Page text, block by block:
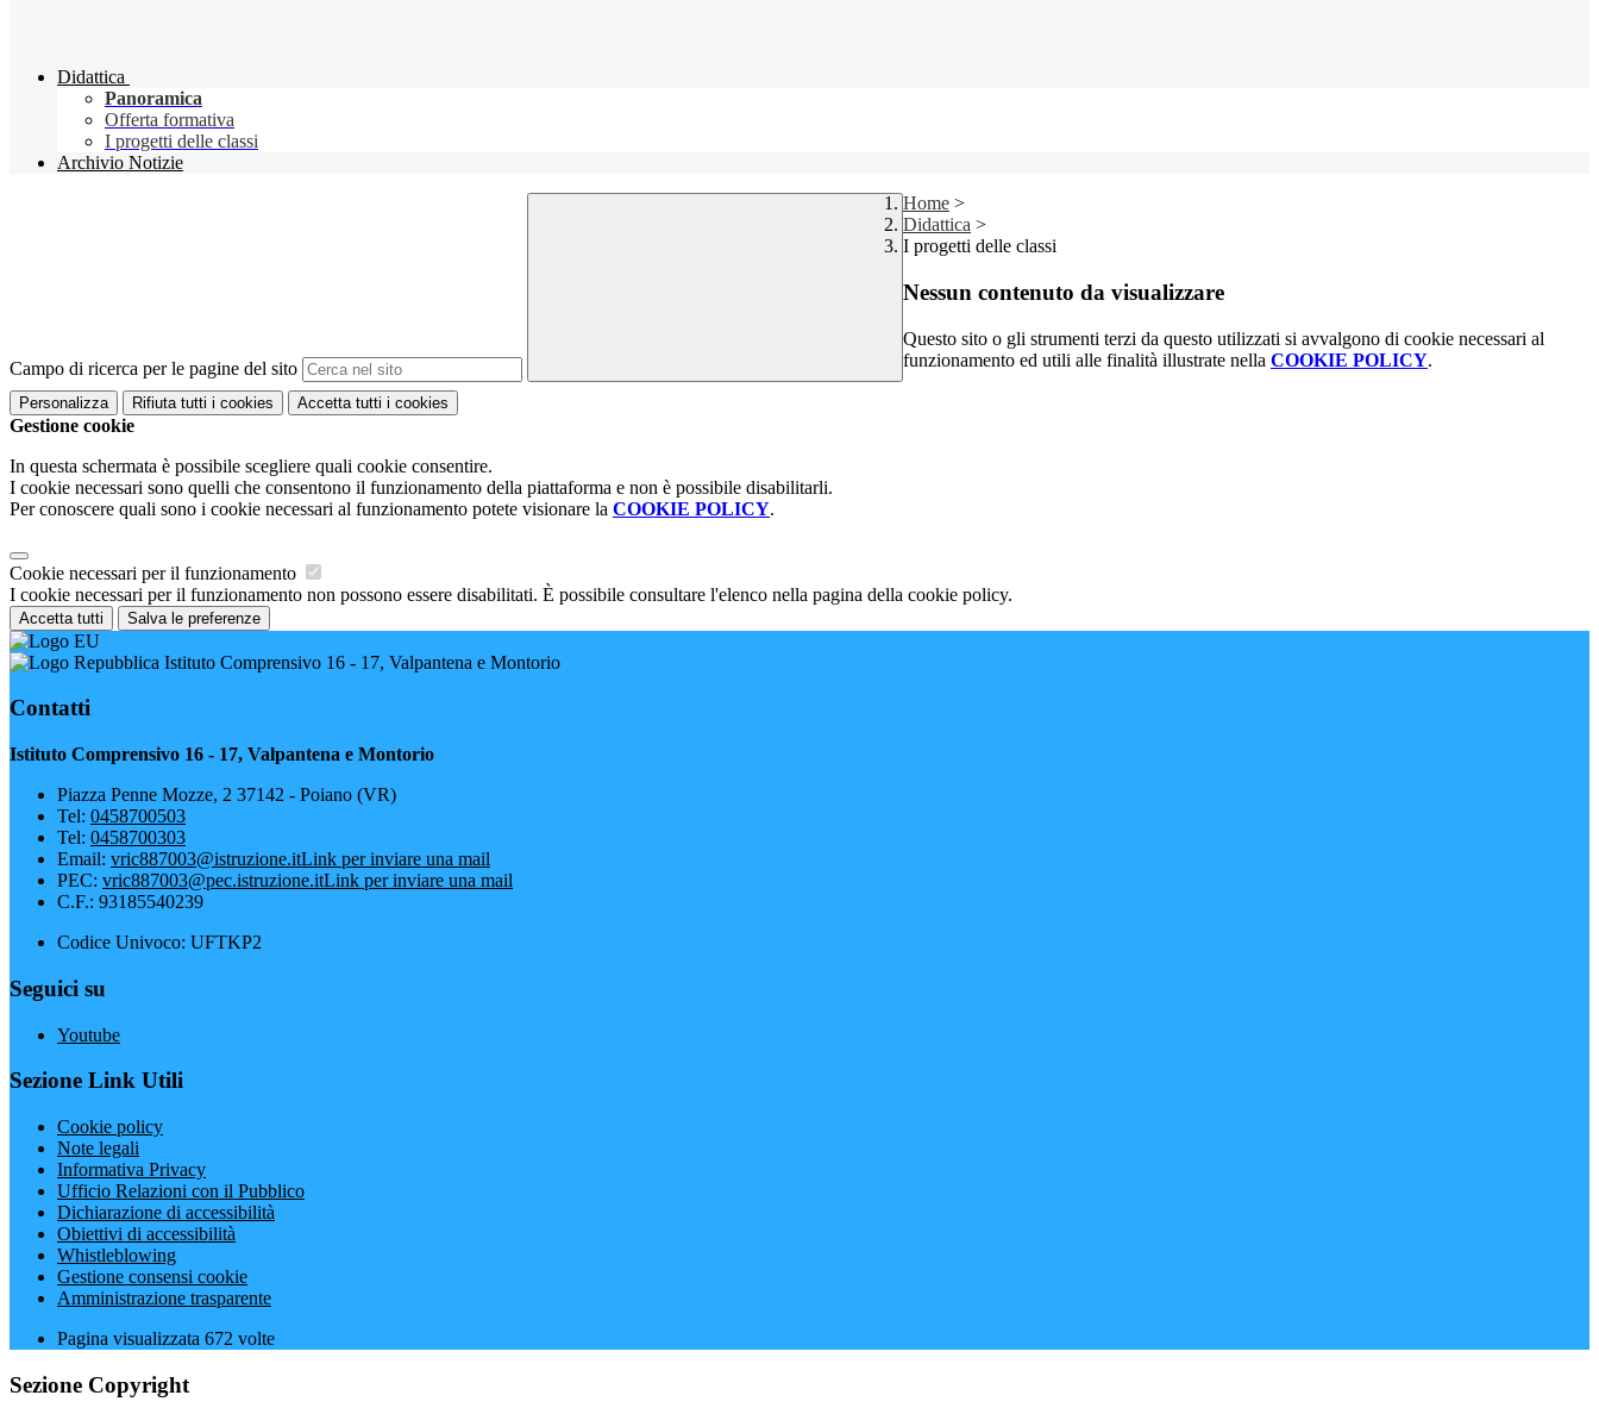
Didattica
Panoramica
Offerta formativa
I progetti delle classi
Archivio Notizie
Campo di ricerca per le pagine del sito
Home >
Didattica >
I progetti delle classi
Nessun contenuto da visualizzare
Questo sito o gli strumenti terzi da questo utilizzati si avvalgono di cookie necessari al
funzionamento ed utili alle finalità illustrate nella COOKIE POLICY.
Personalizza Rifiuta tutti i cookies Accetta tutti i cookies
Gestione cookie
In questa schermata è possibile scegliere quali cookie consentire.
I cookie necessari sono quelli che consentono il funzionamento della piattaforma e non è possibile disabilitarli.
Per conoscere quali sono i cookie necessari al funzionamento potete visionare la COOKIE POLICY.
Cookie necessari per il funzionamento
I cookie necessari per il funzionamento non possono essere disabilitati. È possibile consultare l'elenco nella pagina della cookie policy.
Accetta tutti Salva le preferenze
Istituto Comprensivo 16 - 17, Valpantena e Montorio
Contatti
Istituto Comprensivo 16 - 17, Valpantena e Montorio
Piazza Penne Mozze, 2 37142 - Poiano (VR)
Tel: 0458700503
Tel: 0458700303
Email: vric887003@istruzione.itLink per inviare una mail
PEC: vric887003@pec.istruzione.itLink per inviare una mail
C.F.: 93185540239
Codice Univoco: UFTKP2
Seguici su
Youtube
Sezione Link Utili
Cookie policy
Note legali
Informativa Privacy
Ufficio Relazioni con il Pubblico
Dichiarazione di accessibilità
Obiettivi di accessibilità
Whistleblowing
Gestione consensi cookie
Amministrazione trasparente
Pagina visualizzata 672 volte
Sezione Copyright